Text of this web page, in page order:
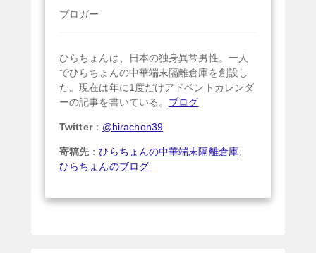
ブロガー
ひらちょんは、日本の独身異常男性。一人
でひらちょんの中華端末隔離倉庫を創設し
た。現在は年に1度だけアドベントカレンダ
ーの記事を書いている。 ブログ
Twitter： @hirachon39
寄稿先 ：ひらちょんの中華端末隔離倉庫、
ひらちょんのブログ